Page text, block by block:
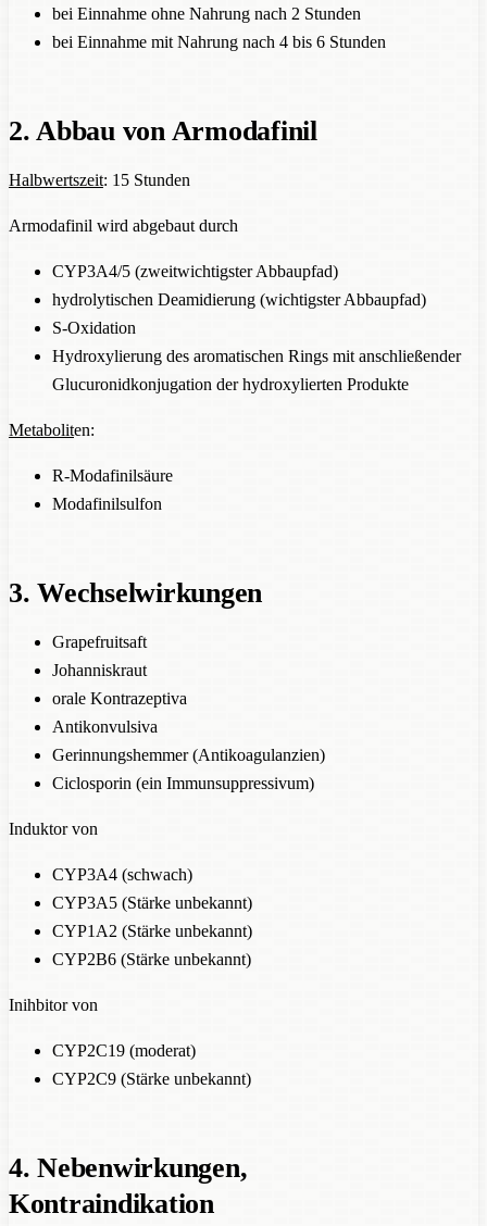
bei Einnahme ohne Nahrung nach 2 Stunden
bei Einnahme mit Nahrung nach 4 bis 6 Stunden
2. Abbau von Armodafinil
Halbwertszeit: 15 Stunden
Armodafinil wird abgebaut durch
CYP3A4/5 (zweitwichtigster Abbaupfad)
hydrolytischen Deamidierung (wichtigster Abbaupfad)
S-Oxidation
Hydroxylierung des aromatischen Rings mit anschließender
Glucuronidkonjugation der hydroxylierten Produkte
Metaboliten:
R-Modafinilsäure
Modafinilsulfon
3. Wechselwirkungen
Grapefruitsaft
Johanniskraut
orale Kontrazeptiva
Antikonvulsiva
Gerinnungshemmer (Antikoagulanzien)
Ciclosporin (ein Immunsuppressivum)
Induktor von
CYP3A4 (schwach)
CYP3A5 (Stärke unbekannt)
CYP1A2 (Stärke unbekannt)
CYP2B6 (Stärke unbekannt)
Inihbitor von
CYP2C19 (moderat)
CYP2C9 (Stärke unbekannt)
4. Nebenwirkungen,
Kontraindikation